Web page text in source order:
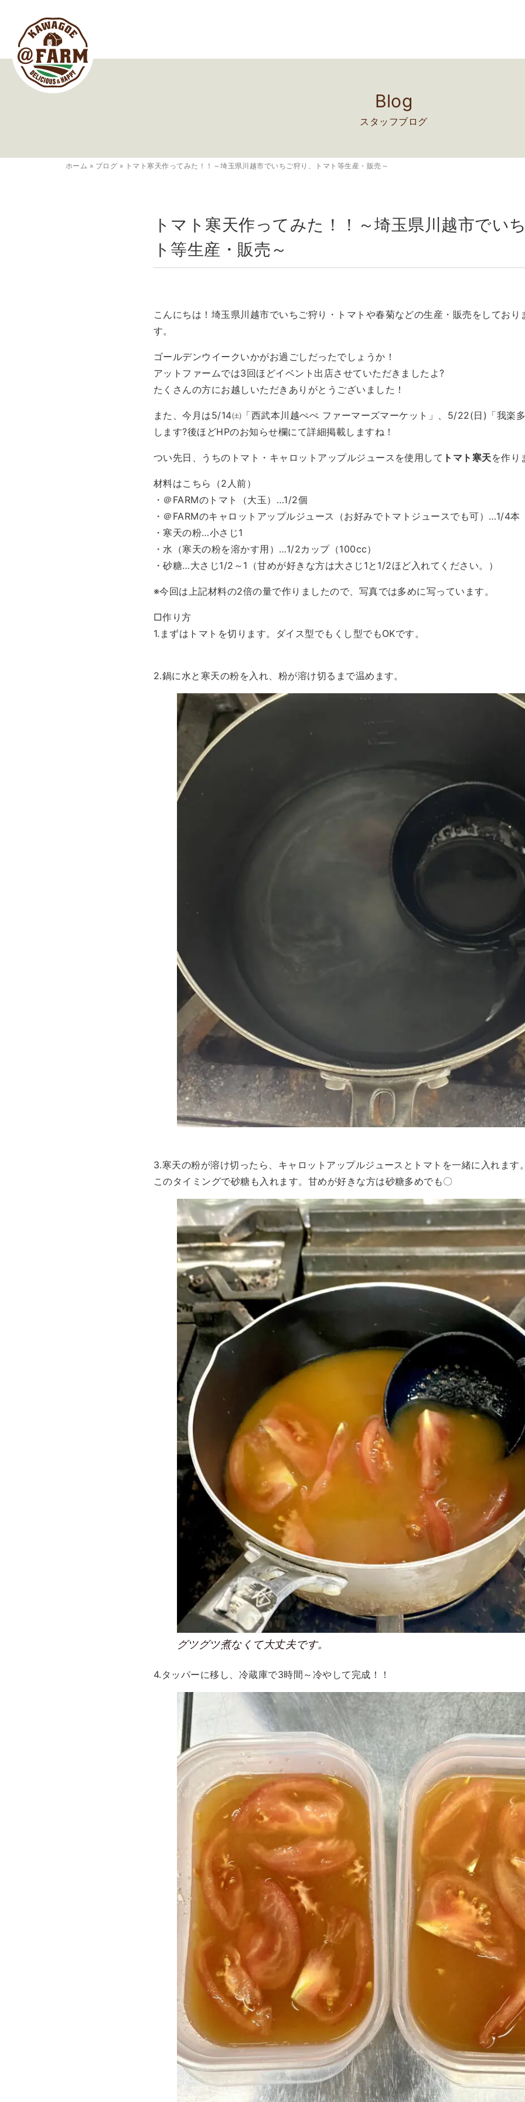
Blog
スタッフブログ
ホーム » ブログ » トマト寒天作ってみた！！～埼玉県川越市でいちご狩り、トマト等生産・販売～
トマト寒天作ってみた！！～埼玉県川越市でい
ト等生産・販売～
こんにちは！埼玉県川越市でいちご狩り・トマトや春菊などの生産・販売をしており
す。
ゴールデンウイークいかがお過ごしだったでしょうか！
アットファームでは3回ほどイベント出店させていただきましたよ?
たくさんの方にお越しいただきありがとうございました！
また、今月は5/14㈯「西武本川越ぺぺ ファーマーズマーケット」、5/22(日)「我楽
します?後ほどHPのお知らせ欄にて詳細掲載しますね！
つい先日、うちのトマト・キャロットアップルジュースを使用して トマト寒天を作り
材料はこちら（2人前）
・＠FARMのトマト（大玉）…1/2個
・＠FARMのキャロットアップルジュース（お好みでトマトジュースでも可）…1/4本
・寒天の粉…小さじ1
・水（寒天の粉を溶かす用）…1/2カップ（100cc）
・砂糖…大さじ1/2～1（甘めが好きな方は大さじ1と1/2ほど入れてください。）
※今回は上記材料の2倍の量で作りましたので、写真では多めに写っています。
□作り方
1.まずはトマトを切ります。ダイス型でもくし型でもOKです。
2.鍋に水と寒天の粉を入れ、粉が溶け切るまで温めます。
3.寒天の粉が溶け切ったら、キャロットアップルジュースとトマトを一緒に入れます
このタイミングで砂糖も入れます。甘めが好きな方は砂糖多めでも〇
グツグツ煮なくて大丈夫です。
4.タッパーに移し、冷蔵庫で3時間～冷やして完成！！